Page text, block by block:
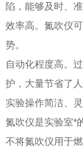
陷，能够及时、
效率高。氮吹仪
势。
自动化程度高。
护，大量节省了人
实验操作简洁、
氮吹仪是实验室*
不将氮吹仪用于